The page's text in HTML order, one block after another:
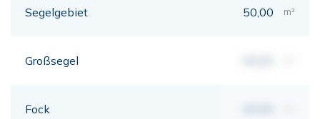
Segelgebiet 50,00 m²
Großsegel
Fock